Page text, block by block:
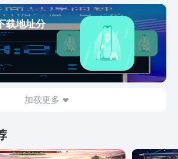
兽搭配均不同。除了核心的战斗和养成
上也挺用心。玩家可以加入仙盟（公
挑战，还能通过摆摊交易与其他玩家
立一个稳定的灵兽经济系统。不论是冲
脑的战斗，还是休闲的家园系统而来，
意想不到的乐趣，快通过灵兽大冒险手
体验吧！
载地址分
加载更多